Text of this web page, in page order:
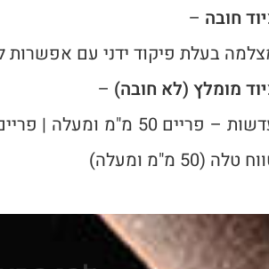
חובה –
בעלת פיקוד ידני עם אפשרות
מומלץ (לא חובה) –
טלה (50 מ"מ ומעלה)